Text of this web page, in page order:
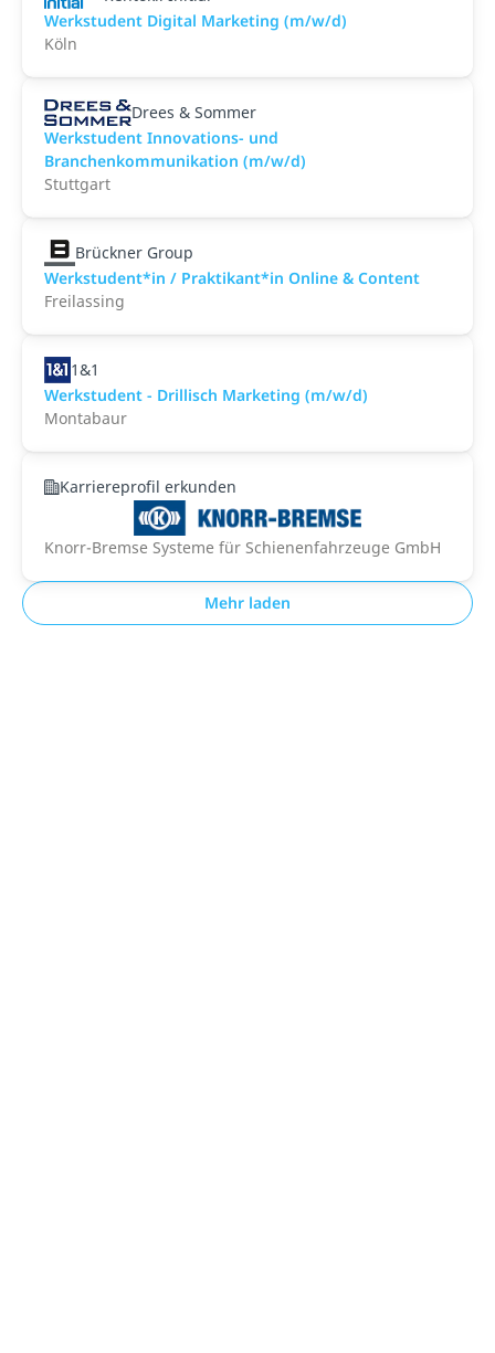
Werkstudent Digital Marketing (m/w/d)
Köln
Drees & Sommer
Werkstudent Innovations- und
Branchenkommunikation (m/w/d)
Stuttgart
Brückner Group
Werkstudent*in / Praktikant*in Online & Content
Freilassing
1&1
Werkstudent - Drillisch Marketing (m/w/d)
Montabaur
Karriereprofil erkunden
Knorr-Bremse Systeme für Schienenfahrzeuge GmbH
Mehr laden